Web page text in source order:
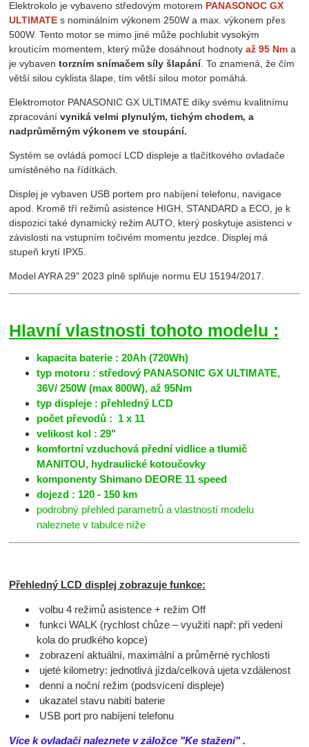
Elektrokolo je vybaveno středovým motorem PANASONOC GX
ULTIMATEs nominálním výkonem 250W a max. výkonem přes
500W. Tento motor se mimo jiné může pochlubit vysokým
kroutícím momentem, který může dosáhnout hodnotyaž 95 Nma
je vybaven torzním snímačem síly šlapání. To znamená, že čím
větší silou cyklista šlape, tím větší silou motor pomáhá.
Elektromotor PANASONIC GX ULTIMATE díky svému kvalitnímu
zpracovánívyniká velmi plynulým, tichým chodem, a
nadprůměrným výkonem ve stoupání.
Systém se ovládá pomocí LCD displeje a tlačítkového ovladače
umístěného na řídítkách.
Displej je vybaven USB portem pro nabíjení telefonu, navigace
apod. Kromě tří režimů asistence HIGH, STANDARD a ECO, je k
dispozici také dynamický režim AUTO, který poskytuje asistenci v
závislosti na vstupním točivém momentu jezdce. Displej má
stupeň krytí IPX5.
Model AYRA 29" 2023 plně splňuje normu EU 15194/2017.
Hlavní vlastnosti tohoto modelu :
kapacita baterie : 20Ah (720Wh)
typ motoru : středový PANASONIC GX ULTIMATE,
36V/ 250W (max 800W), až 95Nm
typ displeje : přehledný LCD
počet převodů : 1 x 11
velikost kol : 29"
komfortní vzduchová přední vidlice a tlumič
MANITOU, hydraulické kotoučovky
komponenty Shimano DEORE 11 speed
dojezd : 120 - 150 km
podrobný přehled parametrů a vlastností modelu
naleznete v tabulce níže
Přehledný LCD displej zobrazuje funkce:
volbu 4 režimů asistence + režim Off
funkci WALK (rychlost chůze – využití např: při vedení
kola do prudkého kopce)
zobrazení aktuální, maximální a průměrné rychlosti
ujeté kilometry: jednotlivá jízda/celková ujeta vzdálenost
denní a noční režim (podsvícení displeje)
ukazatel stavu nabití baterie
USB port pro nabíjení telefonu
Více k ovladači naleznete v záložce "Ke stažení" .